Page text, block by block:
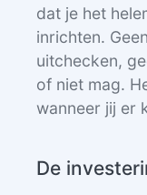
dat je het
inrichten.
uitchecken,
of niet mag.
wanneer jij er
De